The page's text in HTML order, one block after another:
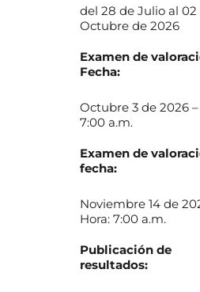
del 28 de Julio al 02
Octubre de 2026
Examen de
Fecha:
Octubre 3 de 2026 –
7:00 a.m.
Examen de
fecha:
Noviembre 14 de
Hora: 7:00 a.m.
Publicación de
resultados: